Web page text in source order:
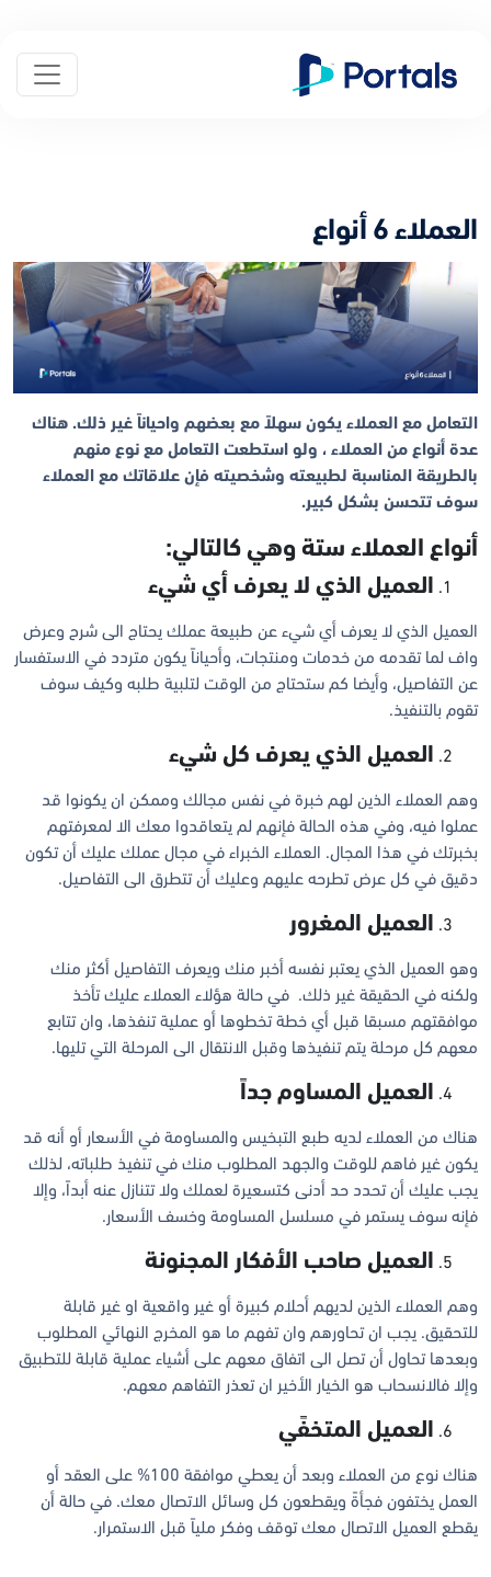
العملاء 6 أنواع
التعامل مع العملاء يكون سهلاً مع بعضهم واحياناً غير ذلك. هناك
عدة أنواع من العملاء ، ولو استطعت التعامل مع نوع منهم
بالطريقة المناسبة لطبيعته وشخصيته فإن علاقاتك مع العملاء
سوف تتحسن بشكل كبير.
أنواع العملاء ستة وهي كالتالي:
العميل الذي لا يعرف أي شيء
العميل الذي لا يعرف أي شيء عن طبيعة عملك يحتاج الى شرح وعرض
واف لما تقدمه من خدمات ومنتجات، وأحياناً يكون متردد في الاستفسار
عن التفاصيل، وأيضا كم ستحتاج من الوقت لتلبية طلبه وكيف سوف
تقوم بالتنفيذ.
العميل الذي يعرف كل شيء
وهم العملاء الذين لهم خبرة في نفس مجالك وممكن ان يكونوا قد
عملوا فيه، وفي هذه الحالة فإنهم لم يتعاقدوا معك الا لمعرفتهم
بخبرتك في هذا المجال. العملاء الخبراء في مجال عملك عليك أن تكون
دقيق في كل عرض تطرحه عليهم وعليك أن تتطرق الى التفاصيل.
العميل المغرور
وهو العميل الذي يعتبر نفسه أخبر منك ويعرف التفاصيل أكثر منك
ولكنه في الحقيقة غير ذلك. في حالة هؤلاء العملاء عليك تأخذ
موافقتهم مسبقا قبل أي خطة تخطوها أو عملية تنفذها، وان تتابع
معهم كل مرحلة يتم تنفيذها وقبل الانتقال الى المرحلة التي تليها.
العميل المساوم جداً
هناك من العملاء لديه طبع التبخيس والمساومة في الأسعار أو أنه قد
يكون غير فاهم للوقت والجهد المطلوب منك في تنفيذ طلباته، لذلك
يجب عليك أن تحدد حد أدنى كتسعيرة لعملك ولا تتنازل عنه أبداً، وإلا
فإنه سوف يستمر في مسلسل المساومة وخسف الأسعار.
العميل صاحب الأفكار المجنونة
وهم العملاء الذين لديهم أحلام كبيرة أو غير واقعية او غير قابلة
للتحقيق. يجب ان تحاورهم وان تفهم ما هو المخرج النهائي المطلوب
وبعدها تحاول أن تصل الى اتفاق معهم على أشياء عملية قابلة للتطبيق
وإلا فالانسحاب هو الخيار الأخير ان تعذر التفاهم معهم.
العميل المتخفًي
هناك نوع من العملاء وبعد أن يعطي موافقة 100% على العقد أو
العمل يختفون فجأةً ويقطعون كل وسائل الاتصال معك. في حالة أن
يقطع العميل الاتصال معك توقف وفكر ملياً قبل الاستمرار.